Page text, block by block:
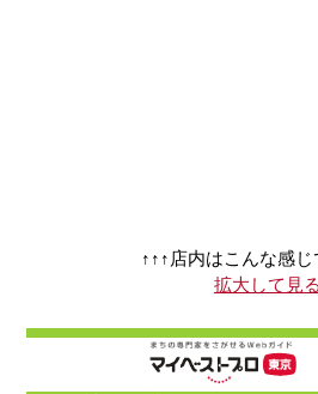
↑↑↑店内はこんな感じ
拡大して見る